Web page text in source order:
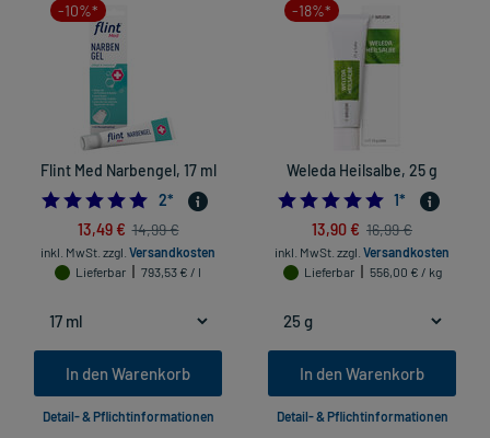
-10%*
Flint Med Narbengel, 17 ml
5.0
2*
13,49 € 14,99 €
inkl. MwSt. zzgl. Versandkosten
Lieferbar
793,53 € / l
In den Warenkorb
Detail- & Pflichtinformationen
-18%*
Weleda Heilsalbe, 25 g
5.0
1*
13,90 € 16,99 €
inkl. MwSt. zzgl. Versandkosten
Lieferbar
556,00 € / kg
In den Warenkorb
Detail- & Pflichtinformationen